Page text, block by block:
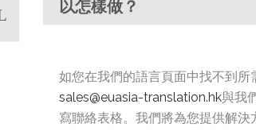
以怎樣做？
如您在我們的語言頁面中找不到
sales@euasia-translation.hk與我
寫聯絡表格。我們將為您提供解決